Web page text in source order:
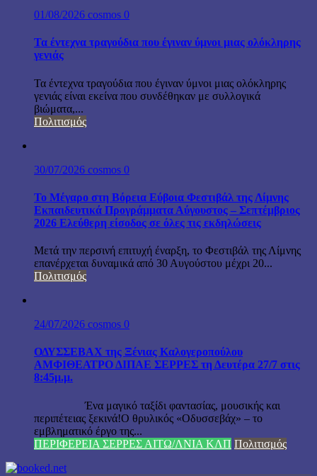
01/08/2026 cosmos 0
Τα έντεχνα τραγούδια που έγιναν ύμνοι μιας ολόκληρης
γενιάς
Τα έντεχνα τραγούδια που έγιναν ύμνοι μιας ολόκληρης
γενιάς είναι εκείνα που συνδέθηκαν με συλλογικά
βιώματα,...
Πολιτισμός
30/07/2026 cosmos 0
Το Μέγαρο στη Βόρεια Εύβοια Φεστιβάλ της Λίμνης
Εκπαιδευτικά Προγράμματα Αύγουστος – Σεπτέμβριος
2026 Ελεύθερη είσοδος σε όλες τις εκδηλώσεις
Μετά την περσινή επιτυχή έναρξη, το Φεστιβάλ της Λίμνης
επανέρχεται δυναμικά από 30 Αυγούστου μέχρι 20...
Πολιτισμός
24/07/2026 cosmos 0
ΟΔΥΣΣΕΒΑΧ της Ξένιας Καλογεροπούλου
ΑΜΦΙΘΕΑΤΡΟ ΔΙΠΑΕ ΣΕΡΡΕΣ τη Δευτέρα 27/7 στις
8:45μ.μ.
Ένα μαγικό ταξίδι φαντασίας, μουσικής και
περιπέτειας ξεκινά!Ο θρυλικός «Οδυσσεβάχ» – το
εμβληματικό έργο της...
ΠΕΡΙΦΕΡΕΙΑ ΣΕΡΡΕΣ ΑΙΤΩ/ΛΝΙΑ ΚΛΠ Πολιτισμός